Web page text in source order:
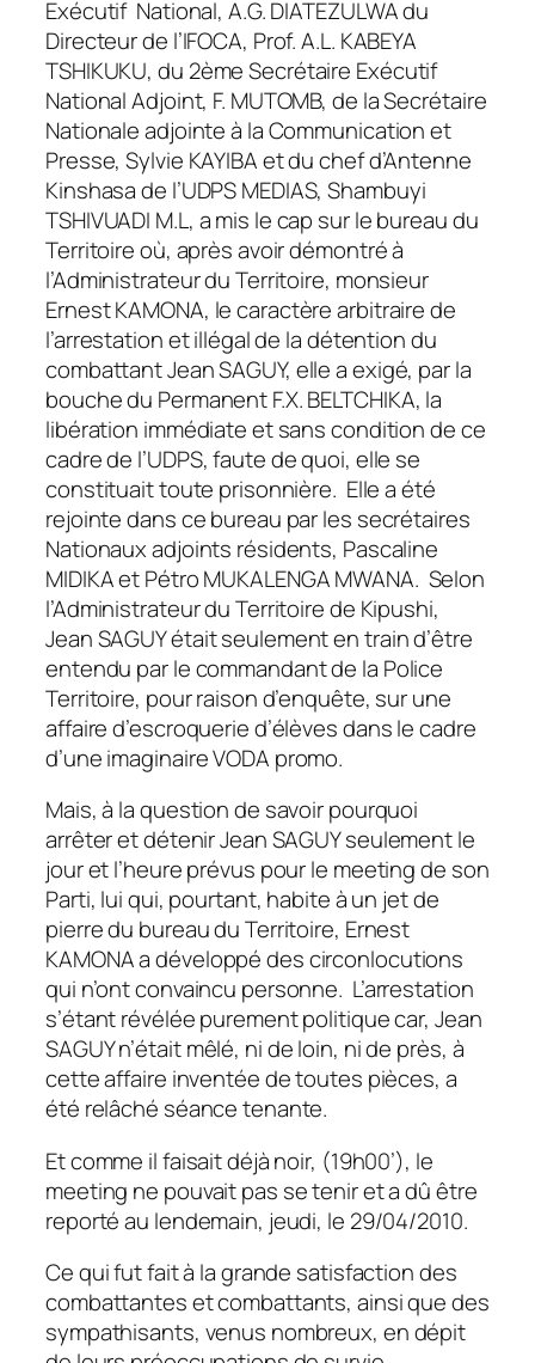
Exécutif National, A.G. DIATEZULWA du
Directeur de l’IFOCA, Prof. A.L. KABEYA
TSHIKUKU, du 2ème Secrétaire Exécutif
National Adjoint, F. MUTOMB, de la Secrétaire
Nationale adjointe à la Communication et
Presse, Sylvie KAYIBA et du chef d’Antenne
Kinshasa de l’UDPS MEDIAS, Shambuyi
TSHIVUADI M.L, a mis le cap sur le bureau du
Territoire où, après avoir démontré à
l’Administrateur du Territoire, monsieur
Ernest KAMONA, le caractère arbitraire de
l’arrestation et illégal de la détention du
combattant Jean SAGUY, elle a exigé, par la
bouche du Permanent F.X. BELTCHIKA, la
libération immédiate et sans condition de ce
cadre de l’UDPS, faute de quoi, elle se
constituait toute prisonnière. Elle a été
rejointe dans ce bureau par les secrétaires
Nationaux adjoints résidents, Pascaline
MIDIKA et Pétro MUKALENGA MWANA. Selon
l’Administrateur du Territoire de Kipushi,
Jean SAGUY était seulement en train d’être
entendu par le commandant de la Police
Territoire, pour raison d’enquête, sur une
affaire d’escroquerie d’élèves dans le cadre
d’une imaginaire VODA promo.
Mais, à la question de savoir pourquoi
arrêter et détenir Jean SAGUY seulement le
jour et l’heure prévus pour le meeting de son
Parti, lui qui, pourtant, habite à un jet de
pierre du bureau du Territoire, Ernest
KAMONA a développé des circonlocutions
qui n’ont convaincu personne. L’arrestation
s’étant révélée purement politique car, Jean
SAGUY n’était mêlé, ni de loin, ni de près, à
cette affaire inventée de toutes pièces, a
été relâché séance tenante.
Et comme il faisait déjà noir, (19h00’), le
meeting ne pouvait pas se tenir et a dû être
reporté au lendemain, jeudi, le 29/04/2010.
Ce qui fut fait à la grande satisfaction des
combattantes et combattants, ainsi que des
sympathisants, venus nombreux, en dépit